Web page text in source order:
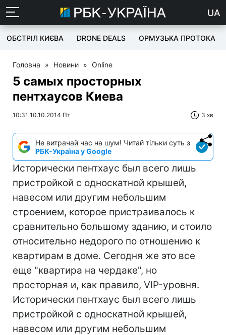
UA
ОБСТРІЛ КИЄВА DRONE DEALS ОРМУЗЬКА ПРОТОКА
Головна » Новини » Online
5 самых просторных
пентхаусов Киева
10:31 10.10.2014 Пт 3 хв
Не витрачай час на шум! Читай тільки суть з
РБК-Україна у Google
Исторически пентхаус был всего лишь
пристройкой с односкатной крышей,
навесом или другим небольшим
строением, которое пристраивалось к
сравнительно большому зданию, и стоило
относительно недорого по отношению к
квартирам в доме. Сегодня же это все
еще "квартира на чердаке", но
просторная и, как правило, VIP-уровня.
Исторически пентхаус был всего лишь
пристройкой с односкатной крышей,
навесом или другим небольшим